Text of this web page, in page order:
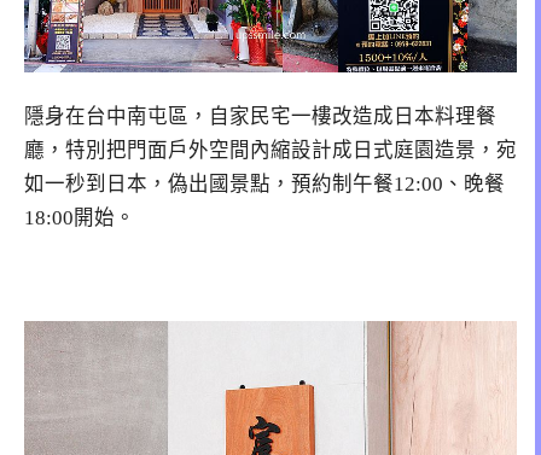
隱身在台中南屯區，自家民宅一樓改造成日本料理餐
廳，特別把門面戶外空間內縮設計成日式庭園造景，宛
如一秒到日本，偽出國景點，預約制午餐12:00、晚餐
18:00開始。